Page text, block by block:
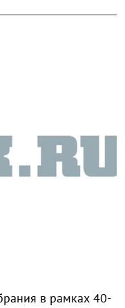
в рамках 40-